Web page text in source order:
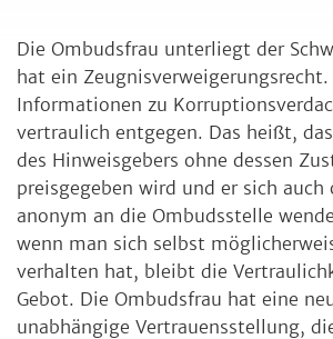
Die Ombudsfrau unterliegt der
hat ein
Informationen zu
vertraulich entgegen. Das heißt,
des Hinweisgebers ohne dessen
preisgegeben wird und er sich auch
anonym an die Ombudsstelle
wenn man sich selbst
verhalten hat, bleibt die
Gebot. Die Ombudsfrau hat eine
unabhängige Vertrauensstellung,